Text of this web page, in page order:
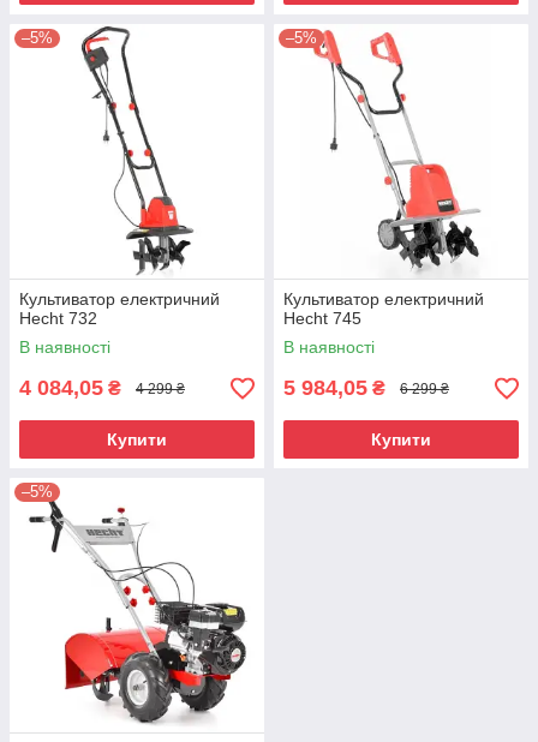
–5%
Культиватор електричний
Hecht 732
В наявності
4 084,05 ₴ 4 299 ₴
Купити
–5%
Культиватор електричний
Hecht 745
В наявності
5 984,05 ₴ 6 299 ₴
Купити
–5%